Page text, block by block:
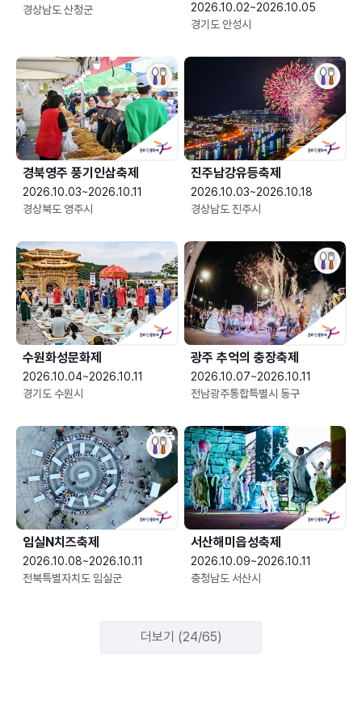
경상남도 산청군
2026.10.02~2026.10.05
경기도 안성시
경북영주 풍기인삼축제
2026.10.03~2026.10.11
경상북도 영주시
진주남강유등축제
2026.10.03~2026.10.18
경상남도 진주시
수원화성문화제
2026.10.04~2026.10.11
경기도 수원시
광주 추억의 충장축제
2026.10.07~2026.10.11
전남광주통합특별시 동구
임실N치즈축제
2026.10.08~2026.10.11
전북특별자치도 임실군
서산해미읍성축제
2026.10.09~2026.10.11
충청남도 서산시
더보기 (24/65)